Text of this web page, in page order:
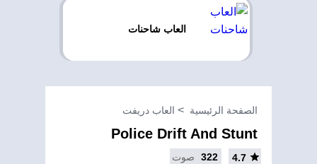
العاب شاحنات
الصفحة الرئيسية العاب دريفت
Police Drift And Stunt
4.7
322 صوت